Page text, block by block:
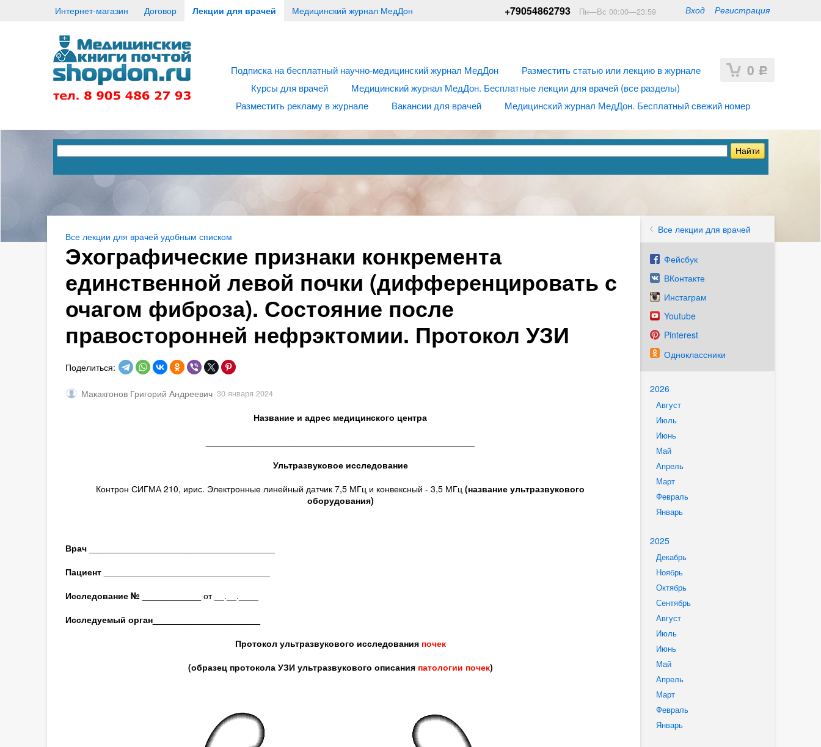
Интернет-магазин Договор Лекции для врачей Медицинский журнал МедДон Вход Регистрация
+79054862793 Пн—Вс 00:00—23:59
0 Р
Подписка на бесплатный научно-медицинский журнал МедДон
Разместить статью или лекцию в журнале
Курсы для врачей
Медицинский журнал МедДон. Бесплатные лекции для врачей (все разделы)
Разместить рекламу в журнале
Вакансии для врачей Медицинский журнал МедДон. Бесплатный свежий номер
Все лекции для врачей
Фейсбук
ВКонтакте
Инстаграм
Youtube
Pinterest
Одноклассники
2026
Август
Июль
Июнь
Май
Апрель
Март
Февраль
Январь
2025
Декабрь
Ноябрь
Октябрь
Сентябрь
Август
Июль
Июнь
Май
Апрель
Март
Февраль
Январь
Все лекции для врачей удобным списком
Эхографические признаки конкремента
единственной левой почки (дифференцировать с
очагом фиброза). Состояние после
правосторонней нефрэктомии. Протокол УЗИ
Поделиться:
Макакгонов Григорий Андреевич 30 января 2024
Название и адрес медицинского центра
Ультразвуковое исследование
Контрон СИГМА 210, ирис. Электронные линейный датчик 7,5 МГц и конвексный - 3,5 МГц (название ультразвукового
оборудования)
Врач______________________________________
Пациент__________________________________
Исследование № ____________ от __.__.____
Исследуемый орган______________________
Протокол ультразвукового исследования почек
(образец протокола УЗИ ультразвукового описания патологии почек)